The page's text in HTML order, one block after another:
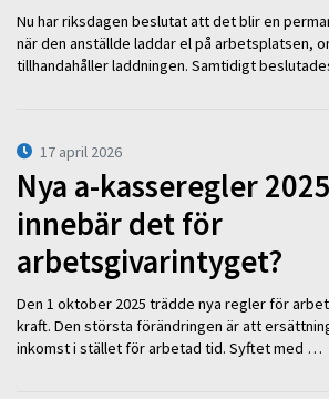
Nu har riksdagen beslutat att det blir en
när den anställde laddar el på arbetsplatsen,
tillhandahåller laddningen. Samtidigt
17 april 2026
Nya a-kasseregler
innebär det för
arbetsgivarintyget?
Den 1 oktober 2025 trädde nya regler för
kraft. Den största förändringen är att
inkomst i stället för arbetad tid. Syftet med …